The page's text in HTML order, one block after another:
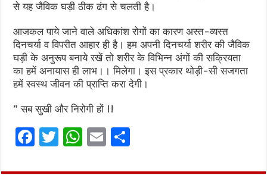
से यह जैविक घड़ी ठीक ढंग से चलती है।
आजकल पाये जाने वाले अधिकांश रोगों का कारण अस्त-व्यस्त
दिनचर्या व विपरीत आहार ही है। हम अपनी दिनचर्या शरीर की जैविक
घड़ी के अनुरूप बनाये रखें तो शरीर के विभिन्न अंगों की सक्रियता
का हमें अनायास ही लाभ।। मिलेगा। इस प्रकार थोड़ी-सी सजगता
हमें स्वस्थ जीवन की प्राप्ति करा देगी।
” सब सुखी और निरोगी हों !!
F
ce
T
it
W
at
E
ai ar